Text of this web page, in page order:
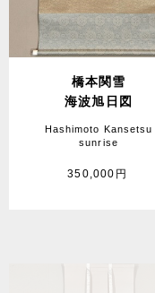
橋本関雪
海波旭日図
Hashimoto Kansetsu
sunrise
350,000円